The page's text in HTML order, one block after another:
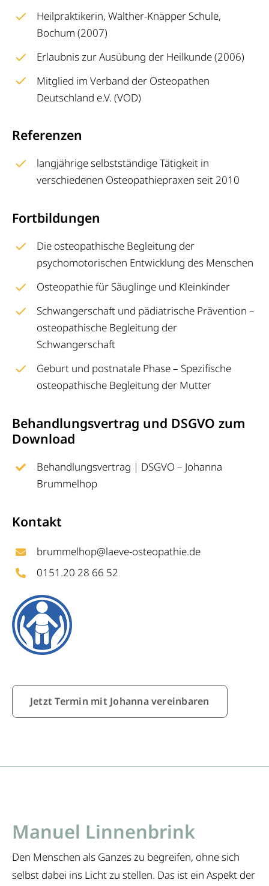
Heilpraktikerin, Walther-Knäpper Schule,
Bochum (2007)
Erlaubnis zur Ausübung der Heilkunde (2006)
Mitglied im Verband der Osteopathen
Deutschland e.V. (VOD)
Referenzen
langjährige selbstständige Tätigkeit in
verschiedenen Osteopathiepraxen seit 2010
Fortbildungen
Die osteopathische Begleitung der
psychomotorischen Entwicklung des Menschen
Osteopathie für Säuglinge und Kleinkinder
Schwangerschaft und pädiatrische Prävention –
osteopathische Begleitung der
Schwangerschaft
Geburt und postnatale Phase – Spezifische
osteopathische Begleitung der Mutter
Behandlungsvertrag und DSGVO zum
Download
Behandlungsvertrag | DSGVO – Johanna
Brummelhop
Kontakt
brummelhop@laeve-osteopathie.de
0151.20 28 66 52
Jetzt Termin mit Johanna vereinbaren
Manuel Linnenbrink
Den Menschen als Ganzes zu begreifen, ohne sich
selbst dabei ins Licht zu stellen. Das ist ein Aspekt der